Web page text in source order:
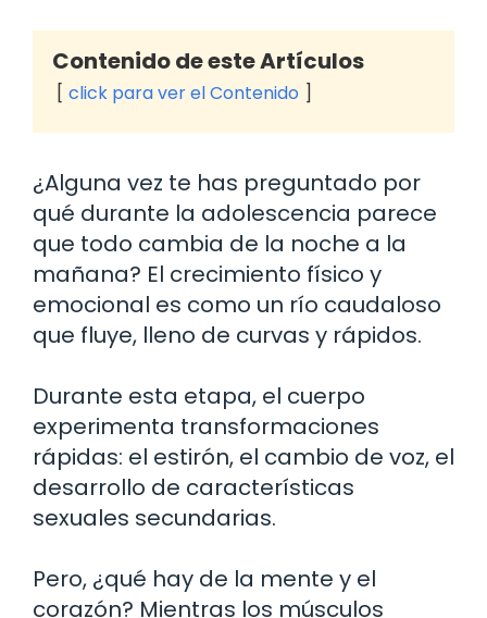
Contenido de este Artículos
click para ver el Contenido
¿Alguna vez te has preguntado por
qué durante la adolescencia parece
que todo cambia de la noche a la
mañana? El crecimiento físico y
emocional es como un río caudaloso
que fluye, lleno de curvas y rápidos.
Durante esta etapa, el cuerpo
experimenta transformaciones
rápidas: el estirón, el cambio de voz, el
desarrollo de características
sexuales secundarias.
Pero, ¿qué hay de la mente y el
corazón? Mientras los músculos